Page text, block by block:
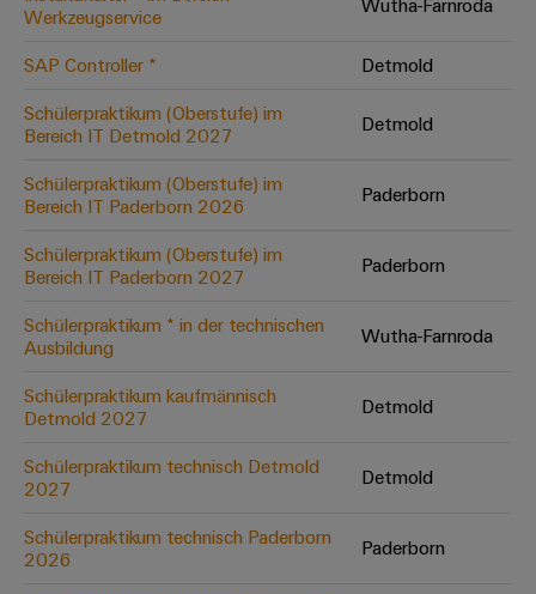
Praxisnahe
Unsere Neuheiten
im Bereich
Werkzeugservice
Wutha-Farnroda
SAP Controller *
Detmold
Schülerpraktikum (Oberstufe) im
Bereich IT Detmold 2027
Detmold
Schülerpraktikum (Oberstufe) im
Bereich IT Paderborn 2026
Paderborn
Schülerpraktikum (Oberstufe) im
Bereich IT Paderborn 2027
Paderborn
Schülerpraktikum * in der technischen
Ausbildung
Wutha-Farnroda
Schülerpraktikum kaufmännisch
Detmold 2027
Detmold
Schülerpraktikum technisch Detmold
2027
Detmold
Schülerpraktikum technisch Paderborn
2026
Paderborn